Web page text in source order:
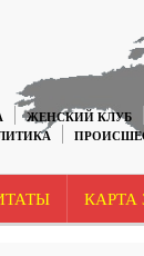
ЖЕНСКИЙ КЛУБ
КАРТА